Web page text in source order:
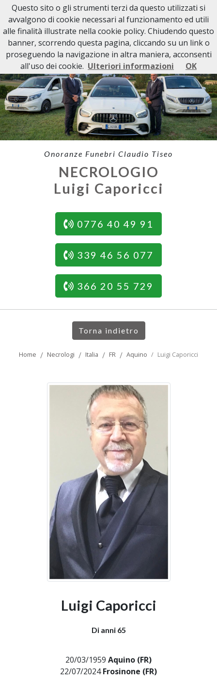
Onoranze Funebri Claudio Tiseo
NECROLOGIO
Luigi Caporicci
0776 40 49 91
339 46 56 077
366 20 55 729
Torna indietro
Home Necrologi Italia FR Aquino Luigi Caporicci
Luigi Caporicci
Di anni 65
20/03/1959 Aquino (FR)
22/07/2024Frosinone (FR)
Questo sito o gli strumenti terzi da questo utilizzati si
avvalgono di cookie necessari al funzionamento ed utili
alle finalità illustrate nella cookie policy. Chiudendo questo
banner, scorrendo questa pagina, cliccando su un link o
proseguendo la navigazione in altra maniera, acconsenti
all'uso dei cookie. Ulteriori informazioni OK